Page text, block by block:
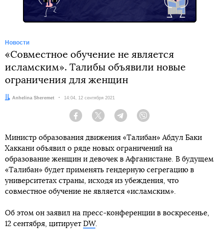
Новости
«Совместное обучение не является
исламским». Талибы объявили новые
ограничения для женщин
Автор:
Anhelina Sheremet Дата:
14:04, 12 сентября 2021
Facebook Twitter Telegram
Министр образования движения «Талибан» Абдул Баки
Хаккани объявил о ряде новых ограничений на
образование женщин и девочек в Афганистане. В будущем
«Талибан» будет применять гендерную сегрегацию в
университетах страны, исходя из убеждения, что
совместное обучение не является «исламским».
Об этом он заявил на пресс-конференции в воскресенье,
12 сентября, цитирует DW.